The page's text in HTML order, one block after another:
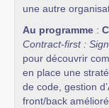
une autre
Au programme:
Contract-first :
pour découvrir
en place une
de code, gestion
front/back